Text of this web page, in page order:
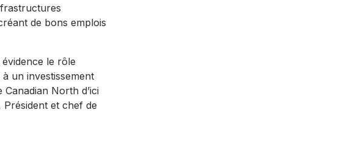
de bons emplois
le rôle
un investissement
North d’ici
et chef de